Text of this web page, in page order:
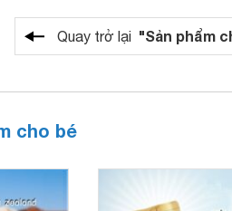
Quay trở lại "Sản phẩm
cho bé